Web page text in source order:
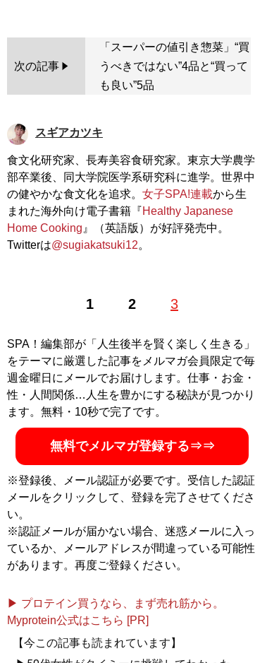
次の記事
「スーパーの値引き惣菜」“買
うべきではない”4品と“買って
も良い”5品
スギアカツキ
食文化研究家、長寿美容食研究家。東京大学農学
部卒業後、同大学院医学系研究科に進学。世界中
の健やかな食文化を追求。 女子SPA!連載から生
まれた海外向け電子書籍『Healthy Japanese
Home Cooking 』（英語版）が好評発売中。
Twitterは@sugiakatsuki12。
1 2 3
SPA！編集部が「人生後半を賢く楽しく生きる」
をテーマに厳選した記事をメルマガ会員限定で毎
週金曜日にメールでお届けします。仕事・お金・
性・人間関係…人生を豊かにする秘訣が見つかり
ます。無料・10秒で完了です。
無料でメルマガ登録する⇒⇒
※登録後、メール認証が必要です。受信した認証
メールをクリックして、登録を完了させてくださ
い。
※認証メールが届かない場合、迷惑メールに入っ
ているか、メールアドレスが間違っている可能性
があります。再度ご登録ください。
▶ プロテイン買うなら、まず売れ筋から。
Myprotein公式はこちら [PR]
【今この記事も読まれています】